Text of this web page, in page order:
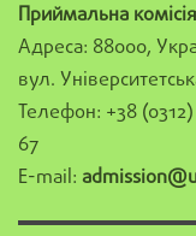
Приймальна
Адреса: 88000,
вул.
Телефон: +38
67
E-mail: